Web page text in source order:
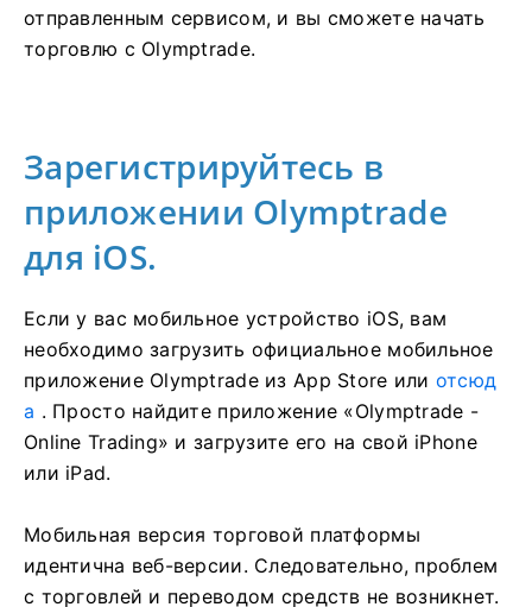
отправленным сервисом, и вы сможете начать
торговлю с Olymptrade.
Зарегистрируйтесь в
приложении Olymptrade
для iOS.
Если у вас мобильное устройство iOS, вам
необходимо загрузить официальное мобильное
приложение Olymptrade из App Store или отсюд
а . Просто найдите приложение «Olymptrade -
Online Trading» и загрузите его на свой iPhone
или iPad.
Мобильная версия торговой платформы
идентична веб-версии. Следовательно, проблем
с торговлей и переводом средств не возникнет.